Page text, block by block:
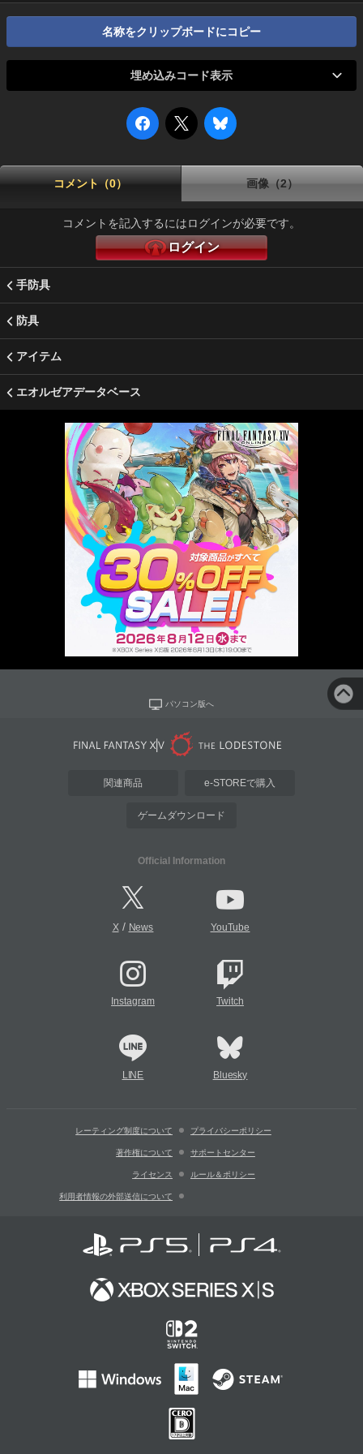
名称をクリップボードにコピー
埋め込みコード表示
コメント（0） 画像（2）
コメントを記入するにはログインが必要です。
ログイン
手防具
防具
アイテム
エオルゼアデータベース
パソコン版へ
関連商品 e-STOREで購入
ゲームダウンロード
Official Information
X/ News YouTube
Instagram Twitch
LINE Bluesky
レーティング制度について プライバシーポリシー
著作権について サポートセンター
ライセンス ルール＆ポリシー
利用者情報の外部送信について